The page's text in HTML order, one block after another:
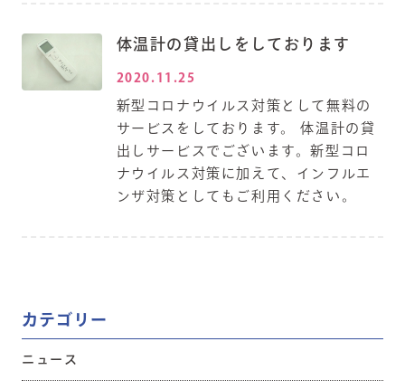
体温計の貸出しをしております
2020.11.25
新型コロナウイルス対策として無料の
サービスをしております。 体温計の貸
出しサービスでございます。新型コロ
ナウイルス対策に加えて、インフルエ
ンザ対策としてもご利用ください。
カテゴリー
ニュース